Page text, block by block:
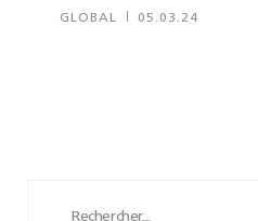
GLOBAL 05.03.24